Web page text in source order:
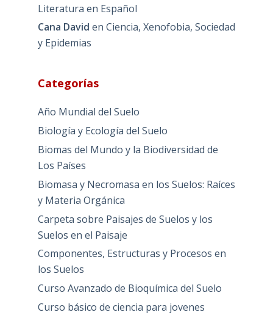
Literatura en Español
Cana David en Ciencia, Xenofobia, Sociedad
y Epidemias
Categorías
Año Mundial del Suelo
Biología y Ecología del Suelo
Biomas del Mundo y la Biodiversidad de
Los Países
Biomasa y Necromasa en los Suelos: Raíces
y Materia Orgánica
Carpeta sobre Paisajes de Suelos y los
Suelos en el Paisaje
Componentes, Estructuras y Procesos en
los Suelos
Curso Avanzado de Bioquímica del Suelo
Curso básico de ciencia para jovenes